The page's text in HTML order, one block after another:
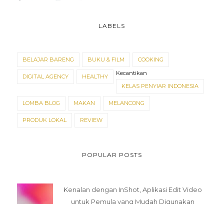
LABELS
BELAJAR BARENG BUKU & FILM COOKING
DIGITAL AGENCY HEALTHY
Kecantikan
KELAS PENYIAR INDONESIA
LOMBA BLOG MAKAN MELANCONG
PRODUK LOKAL REVIEW
POPULAR POSTS
Kenalan dengan InShot, Aplikasi Edit Video
untuk Pemula yang Mudah Digunakan